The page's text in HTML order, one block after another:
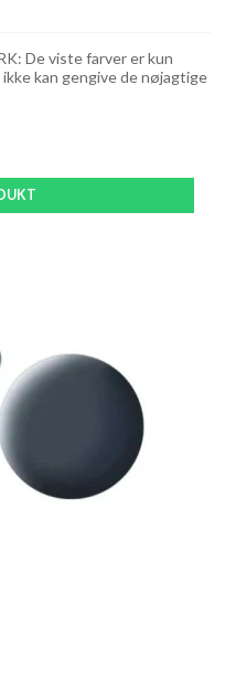
De viste farver er kun
kan gengive de nøjagtige